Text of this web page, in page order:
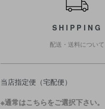
SHIPPING
配送・送料について
当店指定便（宅配便）
※通常はこちらをご選択下さい。